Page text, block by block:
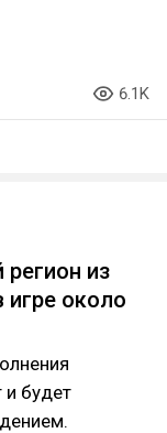
6.1K
из
игре около
и будет